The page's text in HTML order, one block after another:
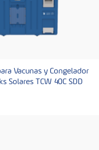
Vacunas y Congelador
Solares TCW 40C SDD